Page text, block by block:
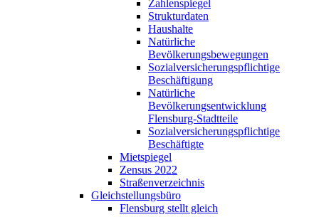
Zahlenspiegel
Strukturdaten
Haushalte
Natürliche
Bevölkerungsbewegungen
Sozialversicherungspflichtige
Beschäftigung
Natürliche
Bevölkerungsentwicklung
Flensburg-Stadtteile
Sozialversicherungspflichtige
Beschäftigte
Mietspiegel
Zensus 2022
Straßenverzeichnis
Gleichstellungsbüro
Flensburg stellt gleich